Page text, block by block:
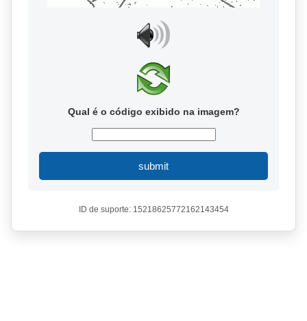
Qual é o código exibido na imagem?
submit
ID de suporte: 15218625772162143454